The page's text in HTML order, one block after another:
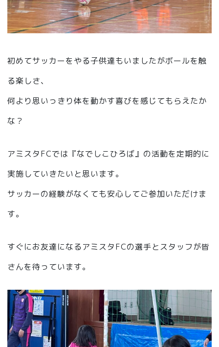
初めてサッカーをやる子供達もいましたがボールを触
る楽しさ、
何より思いっきり体を動かす喜びを感じてもらえたか
な？
アミスタFCでは『なでしこひろば』の活動を定期的に
実施していきたいと思います。
サッカーの経験がなくても安心してご参加いただけま
す。
すぐにお友達になるアミスタFCの選手とスタッフが皆
さんを待っています。